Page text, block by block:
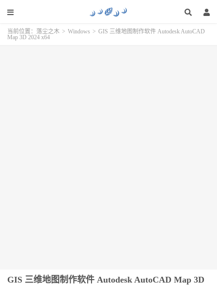
当前位置： 落尘之木 > Windows > GIS 三维地图制作软件 Autodesk AutoCAD
Map 3D 2024 x64
GIS 三维地图制作软件 Autodesk AutoCAD Map 3D